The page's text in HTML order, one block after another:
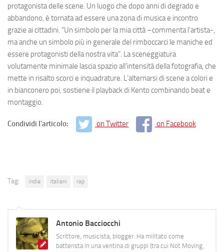
protagonista delle scene. Un luogo che dopo anni di degrado e
abbandono, è tornata ad essere una zona di musica e incontro
grazie ai cittadini. “Un simbolo per la mia città–commenta l’artista-,
ma anche un simbolo più in generale del rimboccarci le maniche ed
essere protagonisti della nostra vita”. La sceneggiatura
volutamente minimale lascia spazio all’intensità della fotografia, che
mette in risalto scorci e inquadrature. L’alternarsi di scene a colori e
in bianconero poi, sostiene il playback di Kento combinando beat e
montaggio.
Condividi l'articolo: on Twitter on Facebook
Tag: indie italiani rap
Antonio Bacciocchi
Scrittore, musicista, blogger. Ha militato come
batterista in una ventina di gruppi (tra cui Not Moving,